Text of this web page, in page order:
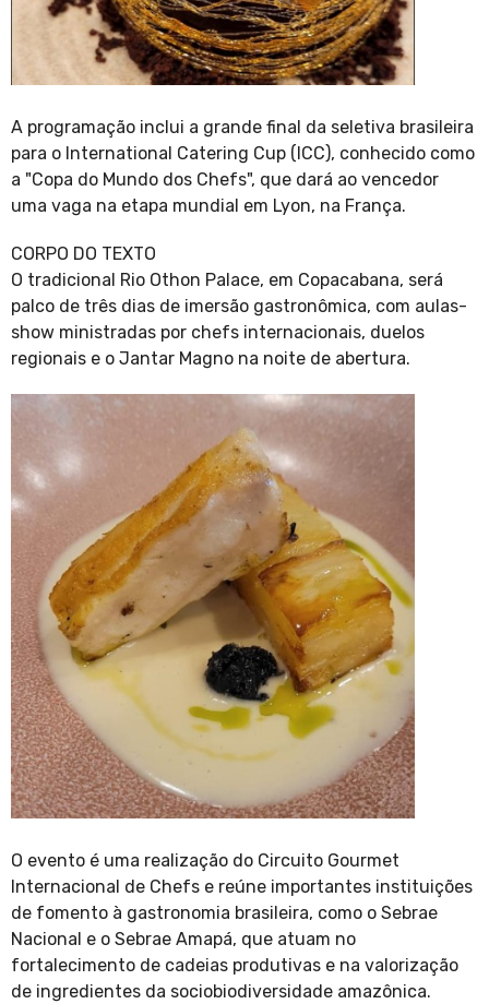
A programação inclui a grande final da seletiva brasileira
para o International Catering Cup (ICC), conhecido como
a "Copa do Mundo dos Chefs", que dará ao vencedor
uma vaga na etapa mundial em Lyon, na França.
CORPO DO TEXTO
O tradicional Rio Othon Palace, em Copacabana, será
palco de três dias de imersão gastronômica, com aulas-
show ministradas por chefs internacionais, duelos
regionais e o Jantar Magno na noite de abertura.
O evento é uma realização do Circuito Gourmet
Internacional de Chefs e reúne importantes instituições
de fomento à gastronomia brasileira, como o Sebrae
Nacional e o Sebrae Amapá, que atuam no
fortalecimento de cadeias produtivas e na valorização
de ingredientes da sociobiodiversidade amazônica.